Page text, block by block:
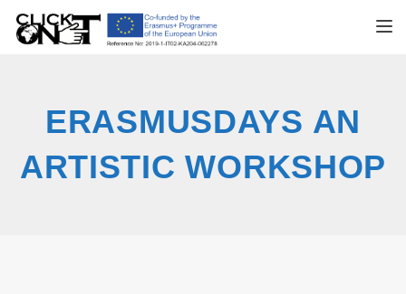
ERASMUSDAYS AN
ARTISTIC WORKSHOP